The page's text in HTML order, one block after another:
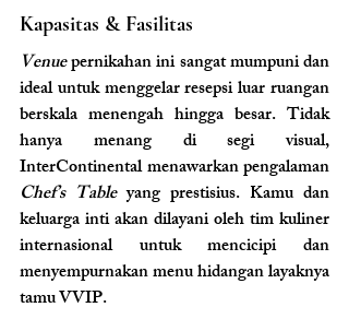
Kapasitas & Fasilitas
Venue pernikahan ini sangat mumpuni dan
ideal untuk menggelar resepsi luar ruangan
berskala menengah hingga besar. Tidak
hanya menang di segi visual,
Chef’s Table yang prestisius. Kamu dan
keluarga inti akan dilayani oleh tim kuliner
internasional untuk mencicipi dan
menyempurnakan menu hidangan layaknya
tamu VVIP.